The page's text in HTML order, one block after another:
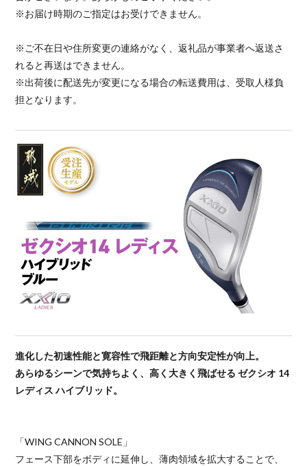
※お届け時期のご指定はお受けできません。
※ご不在日や住所変更の連絡がなく、返礼品が事業者へ返送さ
れると再送はできません。
※出荷後に配送先が変更になる場合の転送費用は、受取人様負
担となります。
進化した初速性能と寛容性で飛距離と方向安定性が向上。
あらゆるシーンで気持ちよく、高く大きく飛ばせる ゼクシオ 14
レディス ハイブリッド。
「WING CANNON SOLE」
フェース下部をボディに延伸し、薄肉領域を拡大することで、